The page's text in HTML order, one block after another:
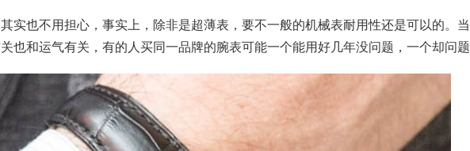
实也不用担心，事实上，除非是超薄表，要不一般的机械表耐用性还是可以的。
也和运气有关，有的人买同一品牌的腕表可能一个能用好几年没问题，一个却问题